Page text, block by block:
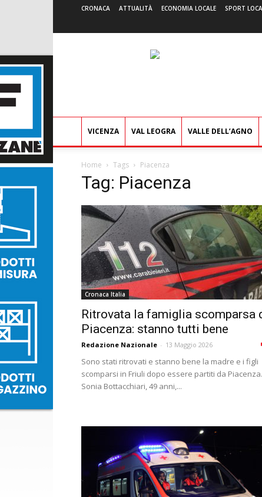
CRONACA ATTUALITÀ ECONOMIA LOCALE SPORT
VICENZA VAL LEOGRA VALLE DELL’AGNO
Home Tags Piacenza
Tag: Piacenza
Cronaca Italia
Ritrovata la famiglia scomparsa
Piacenza: stanno tutti bene
Redazione Nazionale - 13 Maggio 2026
Sono stati ritrovati e stanno bene la madre e i figli
scomparsi in Friuli dopo essere partiti da
Sonia Bottacchiari, 49 anni,...